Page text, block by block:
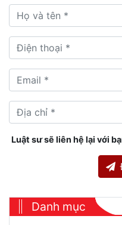
Luật sư sẽ liên hệ lại với
Danh mục